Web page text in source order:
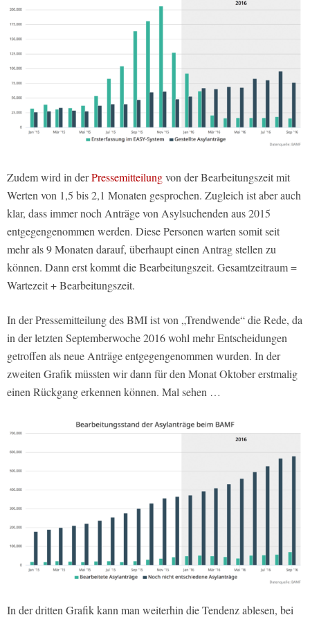
Zudem wird in derPressemitteilungvon der Bearbeitungszeit mit
Werten von 1,5 bis 2,1 Monaten gesprochen. Zugleich ist aber auch
klar, dass immer noch Anträge von Asylsuchenden aus 2015
entgegengenommen werden. Diese Personen warten somit seit
mehr als 9 Monaten darauf, überhaupt einen Antrag stellen zu
können. Dann erst kommt die Bearbeitungszeit. Gesamtzeitraum =
Wartezeit + Bearbeitungszeit.
In der Pressemitteilung des BMI ist von „Trendwende“ die Rede, da
in der letzten Septemberwoche 2016 wohl mehr Entscheidungen
getroffen als neue Anträge entgegengenommen wurden. In der
zweiten Grafik müssten wir dann für den Monat Oktober erstmalig
einen Rückgang erkennen können. Mal sehen …
In der dritten Grafik kann man weiterhin die Tendenz ablesen, bei